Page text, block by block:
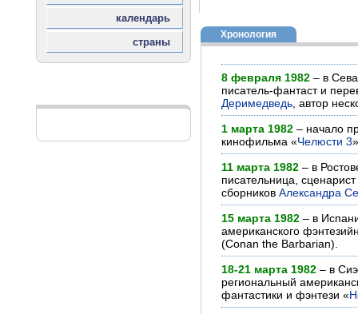
Хронология
8 февраля 1982 – в
писатель-фантаст и
Деримедведь , автор
1 марта 1982 – начало
кинофильма «Челюсти 3
11 марта 1982 – в
писательница,
сборников Александра
15 марта 1982 – в
американского
(Conan the Barbarian).
18-21 марта 1982 – в
региональный
фантастики и фэнтези «